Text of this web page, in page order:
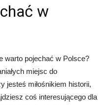
w
warto pojechać w Polsce?
miejsc do
jesteś miłośnikiem historii,
coś interesującego dla